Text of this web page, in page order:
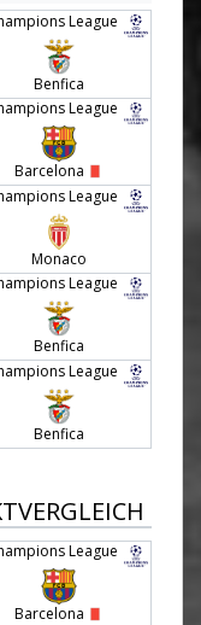
League
Benfica
League
Barcelona
League
Monaco
League
Benfica
League
Benfica
League
Barcelona